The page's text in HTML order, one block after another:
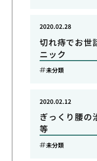
切れ痔でお世
ニック
2020.02.28
未分類
ぎっくり腰の
等
2020.02.12
未分類